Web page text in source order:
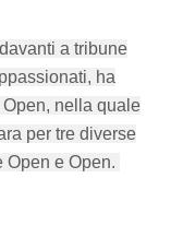
a tribune
ha
nella quale
per tre diverse
Open e Open.